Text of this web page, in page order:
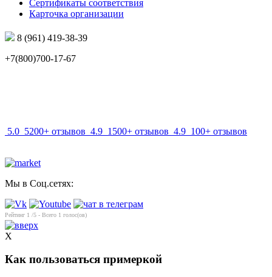
Сертификаты соответствия
Карточка организации
8 (961) 419-38-39
+7(800)700-17-67
5.0 5200+ отзывов 4.9 1500+ отзывов 4.9 100+ отзывов
Мы в Соц.сетях:
Рейтинг 1 /5 - Всего 1 голос(ов)
X
Как пользоваться примеркой